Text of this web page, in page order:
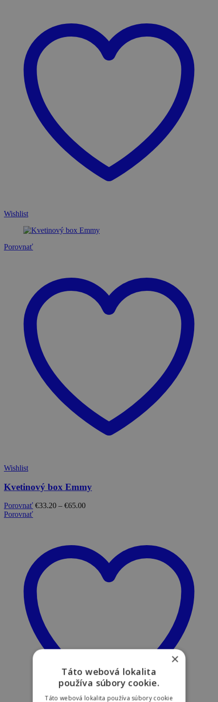
Wishlist
Porovnať
Wishlist
Kvetinový box Emmy
Porovnať €33.20 – €65.00
Porovnať
×
Táto webová lokalita
používa súbory cookie.
Táto webová lokalita používa súbory cookie